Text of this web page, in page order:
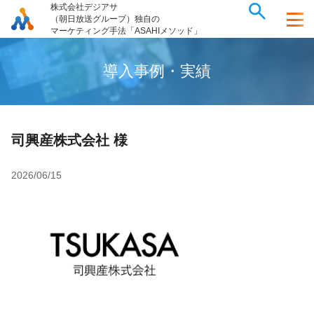
株式会社デジアサ
（朝日放送グループ）独自の
マーケティング手法「ASAHIメソッド」
導入事例・ 実績
司興産株式会社 様
2026/06/15